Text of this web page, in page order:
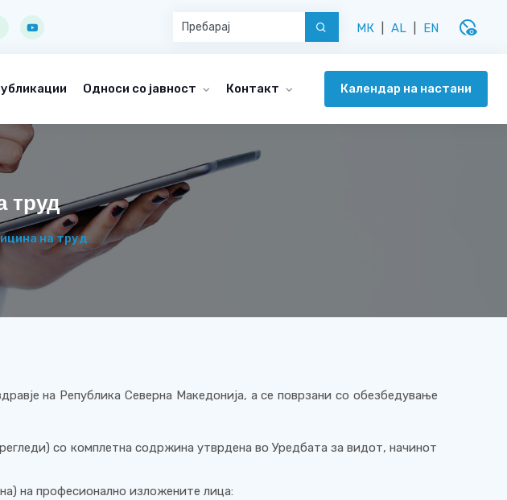
МК AL EN disabled_visible
Односи со јавност Контакт Календар на настани
труд
на труд
на Република Северна Македонија, а се поврзани со обезбедување
со комплетна содржина утврдена во Уредбата за видот, начинот
на професионално изложените лица: